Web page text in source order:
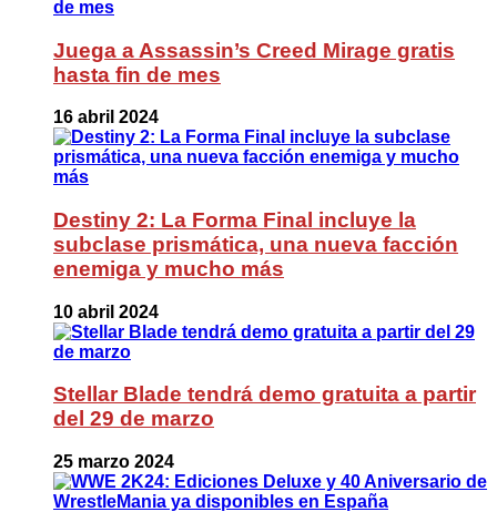
Juega a Assassin’s Creed Mirage gratis
hasta fin de mes
16 abril 2024
Destiny 2: La Forma Final incluye la
subclase prismática, una nueva facción
enemiga y mucho más
10 abril 2024
Stellar Blade tendrá demo gratuita a partir
del 29 de marzo
25 marzo 2024